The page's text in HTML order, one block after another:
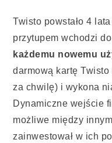
Twisto powstało 4
przytupem wchodzi
każdemu nowemu
darmową kartę
za chwilę) i wykona
Dynamiczne wejście
możliwe między
zainwestował w ich